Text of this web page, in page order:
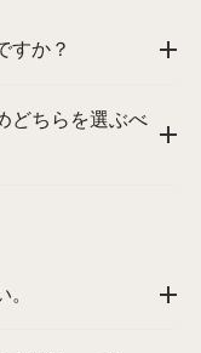
すか？
どちらを選ぶべ